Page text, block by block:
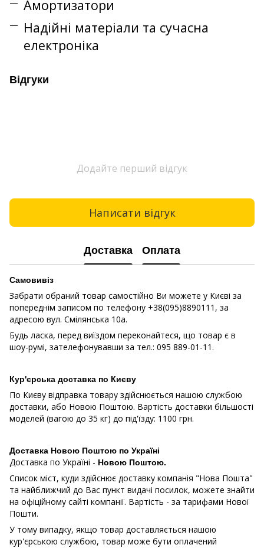
Амортизатори
Надійні матеріали та сучасна
електроніка
Відгуки
Додайте перший відгук
Написати відгук
Доставка Оплата
Самовивіз
Забрати обраний товар самостійно Ви можете у Києві за
попереднім записом по телефону +38(095)8890111, за
адресою вул. Смілянська 10a.
Будь ласка, перед виїздом переконайтеся, що товар є в
шоу-румі, зателефонувавши за тел.: 095 889-01-11.
Кур'єрська доставка по Києву
По Києву відправка товару здійснюється нашою службою
доставки, або Новою Поштою. Вартість доставки більшості
моделей (вагою до 35 кг) до під'їзду: 1100 грн.
Доставка Новою Поштою по Україні
Доставка по Україні - Новою Поштою.
Список міст, куди здійснює доставку компанія "Нова Пошта"
та найближчий до Вас пункт видачі посилок, можете знайти
на офіційному сайті компанії. Вартість - за тарифами Нової
Пошти.
У тому випадку, якщо товар доставляється нашою
кур'єрською службою, товар може бути оплачений